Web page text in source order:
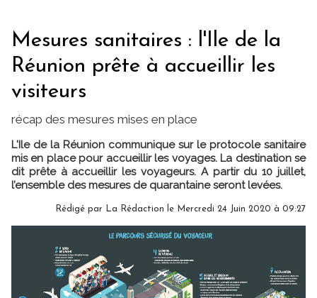
Mesures sanitaires : l'Ile de la
Réunion prête à accueillir les
visiteurs
récap des mesures mises en place
L'Ile de la Réunion communique sur le protocole sanitaire
mis en place pour accueillir les voyages. La destination se
dit prête à accueillir les voyageurs. A partir du 10 juillet,
l’ensemble des mesures de quarantaine seront levées.
Rédigé par La Rédaction le Mercredi 24 Juin 2020 à 09:27